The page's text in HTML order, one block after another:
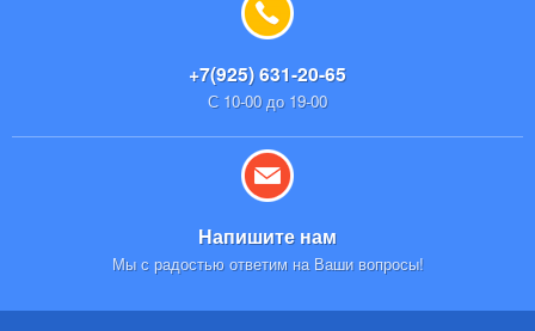
+7(925) 631-20-65
С 10-00 до 19-00
Напишите нам
Мы с радостью ответим на Ваши вопросы!